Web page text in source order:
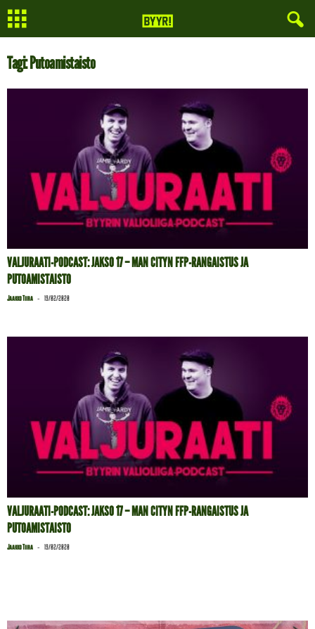
Tagi: Putoamistaisto
VALJURAATI-PODCAST: JAKSO 17 – MAN CITYN FFP-RANGAISTUS JA
PUTOAMISTAISTO
Jaakko Tiira - 19/02/2020
VALJURAATI-PODCAST: JAKSO 17 – MAN CITYN FFP-RANGAISTUS JA
PUTOAMISTAISTO
Jaakko Tiira - 19/02/2020